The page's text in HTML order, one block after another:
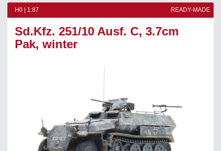
H0 | 1:87 READY-MADE
Sd.Kfz. 251/10 Ausf. C, 3.7cm
Pak, winter